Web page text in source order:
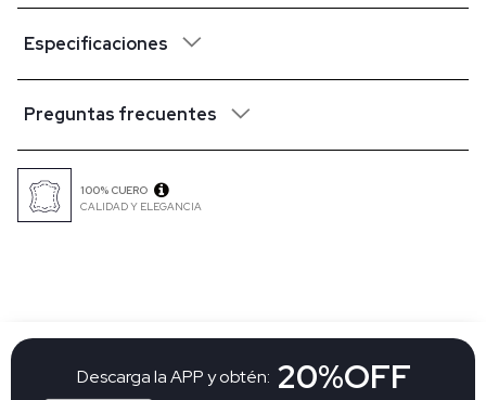
Especificaciones
Preguntas frecuentes
100% CUERO
CALIDAD Y ELEGANCIA
Descarga la APP y obtén: 20%OFF